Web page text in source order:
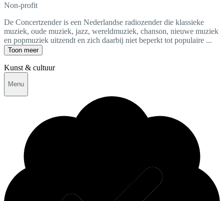
Non-profit
De Concertzender is een Nederlandse radiozender die klassieke
muziek, oude muziek, jazz, wereldmuziek, chanson, nieuwe muziek
en popmuziek uitzendt en zich daarbij niet beperkt tot populaire ...
Toon meer
Kunst & cultuur
Menu